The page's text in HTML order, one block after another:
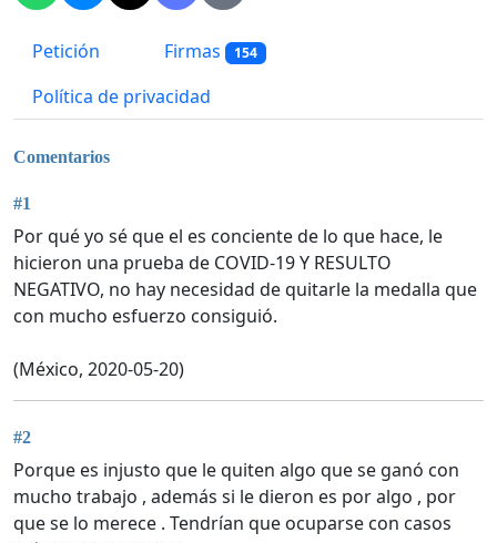
Petición Firmas 154
Política de privacidad
Comentarios
#1
Por qué yo sé que el es conciente de lo que hace, le
hicieron una prueba de COVID-19 Y RESULTO
NEGATIVO, no hay necesidad de quitarle la medalla que
con mucho esfuerzo consiguió.
(México, 2020-05-20)
#2
Porque es injusto que le quiten algo que se ganó con
mucho trabajo , además si le dieron es por algo , por
que se lo merece . Tendrían que ocuparse con casos